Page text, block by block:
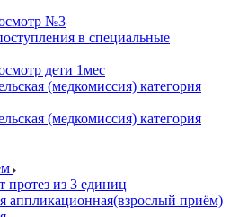
№3
в специальные
дети 1мес
(медкомиссия) категория
(медкомиссия) категория
протез из 3 единиц
аппликационная(взрослый приём)